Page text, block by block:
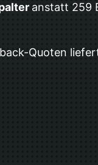
anstatt 259
Quoten